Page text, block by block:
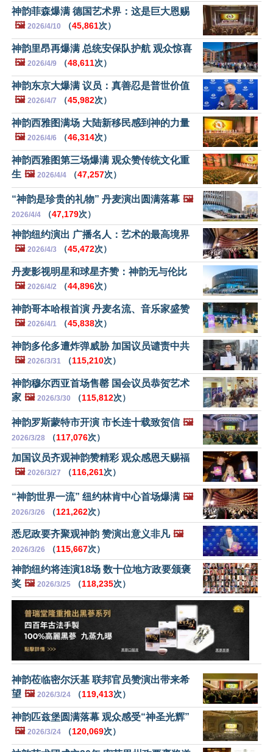
神韵菲森爆满 德国艺术界：这是巨大恩赐
🖼️ 2026/4/10 （45,861次）
神韵里昂再爆满 总统安保队护航 观众惊喜
🖼️ 2026/4/9 （48,611次）
神韵东京大爆满 议员：真善忍是普世价值
🖼️ 2026/4/7 （45,982次）
神韵西雅图满场 大陆新移民感到神的力量
🖼️ 2026/4/6 （46,314次）
神韵西雅图第三场爆满 观众赞传统文化重
生 🖼️ 2026/4/4 （47,257次）
“神韵是珍贵的礼物” 丹麦演出圆满落幕 🖼️
2026/4/4 （47,179次）
神韵纽约演出 广播名人：艺术的最高境界
🖼️ 2026/4/3 （45,472次）
丹麦影视明星和球星齐赞：神韵无与伦比
🖼️ 2026/4/2 （44,896次）
神韵哥本哈根首演 丹麦名流、音乐家盛赞
🖼️ 2026/4/1 （45,838次）
神韵多伦多遭炸弹威胁 加国议员谴责中共
🖼️ 2026/3/31 （115,210次）
神韵穆尔西亚首场售罄 国会议员恭贺艺术
家 🖼️ 2026/3/30 （115,812次）
神韵罗斯蒙特市开演 市长连十载致贺信 🖼️
2026/3/28 （117,076次）
加国议员齐观神韵赞精彩 观众感恩天赐福
🖼️ 2026/3/27 （116,261次）
“神韵世界一流” 纽约林肯中心首场爆满 🖼️
2026/3/26 （121,262次）
悉尼政要齐聚观神韵 赞演出意义非凡 🖼️
2026/3/26 （115,667次）
神韵纽约将连演18场 数十位地方政要颁褒
奖 🖼️ 2026/3/25 （118,235次）
神韵莅临密尔沃基 联邦官员赞演出带来希
望 🖼️ 2026/3/24 （119,413次）
神韵匹兹堡圆满落幕 观众感受“神圣光辉”
🖼️ 2026/3/24 （120,069次）